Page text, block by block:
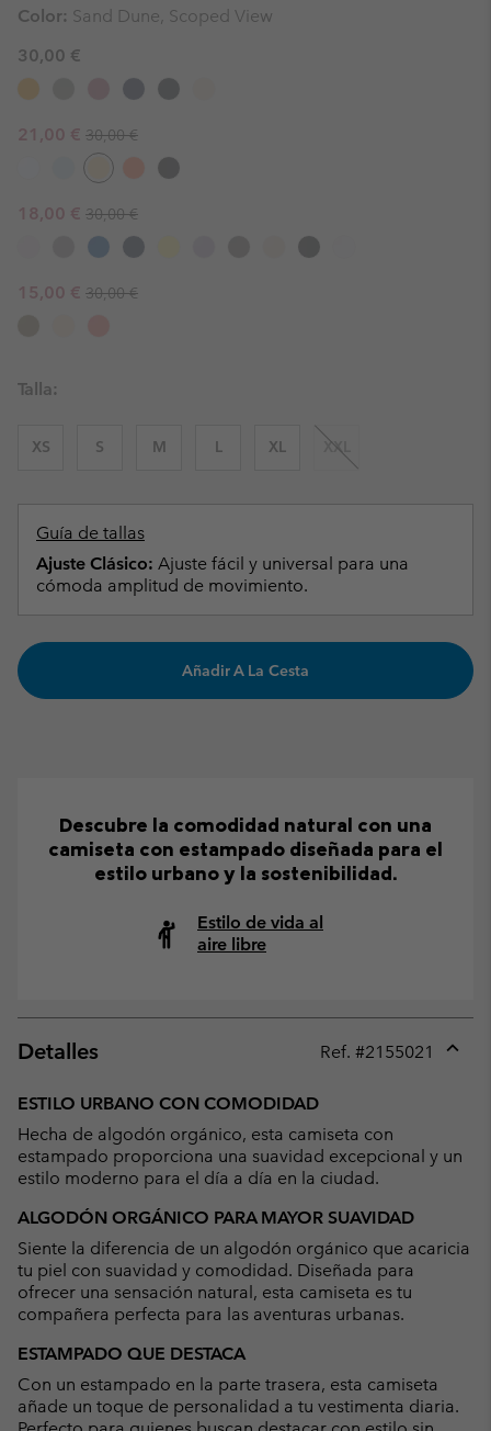
Color: Sand Dune, Scoped View
30,00 €
Sale price:
21,00 € Regular price:
30,00 €
Sale price:
18,00 € Regular price:
30,00 €
Sale price:
15,00 € Regular price:
30,00 €
Talla:
XS S M L XL XXL
Guía de tallas
Ajuste Clásico: Ajuste fácil y universal para una
cómoda amplitud de movimiento.
Añadir A La Cesta
Descubre la comodidad natural con una
camiseta con estampado diseñada para el
estilo urbano y la sostenibilidad.
Estilo de vida al
aire libre
Detalles Ref. #2155021
ESTILO URBANO CON COMODIDAD
Hecha de algodón orgánico, esta camiseta con
estampado proporciona una suavidad excepcional y un
estilo moderno para el día a día en la ciudad.
ALGODÓN ORGÁNICO PARA MAYOR SUAVIDAD
Siente la diferencia de un algodón orgánico que acaricia
tu piel con suavidad y comodidad. Diseñada para
ofrecer una sensación natural, esta camiseta es tu
compañera perfecta para las aventuras urbanas.
ESTAMPADO QUE DESTACA
Con un estampado en la parte trasera, esta camiseta
añade un toque de personalidad a tu vestimenta diaria.